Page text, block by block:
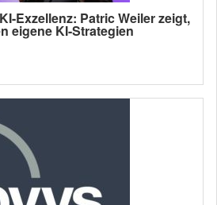
Exzellenz: Patric Weiler zeigt,
eigene KI-Strategien